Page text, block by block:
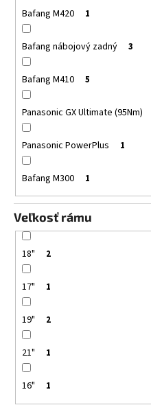
Bafang M420 1
Bafang nábojový zadný 3
Bafang M410 5
Panasonic GX Ultimate (95Nm)
Panasonic PowerPlus 1
Bafang M300 1
Veľkosť rámu
18" 2
17" 1
19" 2
21" 1
16" 1